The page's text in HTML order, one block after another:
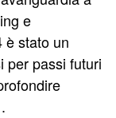
e
è stato un
per passi futuri
.